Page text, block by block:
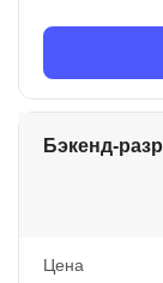
Бэкенд-
Цена